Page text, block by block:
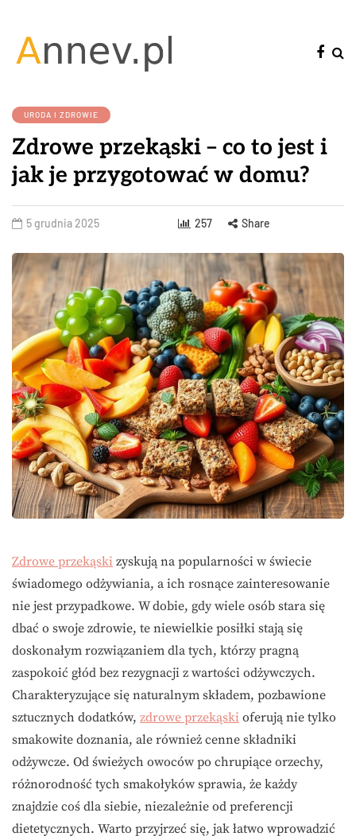
URODA I ZDROWIE
Zdrowe przekąski – co to jest i
jak je przygotować w domu?
5 grudnia 2025 257 Share
Zdrowe przekąski zyskują na popularności w świecie
świadomego odżywiania, a ich rosnące zainteresowanie
nie jest przypadkowe. W dobie, gdy wiele osób stara się
dbać o swoje zdrowie, te niewielkie posiłki stają się
doskonałym rozwiązaniem dla tych, którzy pragną
zaspokoić głód bez rezygnacji z wartości odżywczych.
Charakteryzujące się naturalnym składem, pozbawione
sztucznych dodatków, zdrowe przekąski oferują nie tylko
smakowite doznania, ale również cenne składniki
odżywcze. Od świeżych owoców po chrupiące orzechy,
różnorodność tych smakołyków sprawia, że każdy
znajdzie coś dla siebie, niezależnie od preferencji
dietetycznych. Warto przyjrzeć się, jak łatwo wprowadzić